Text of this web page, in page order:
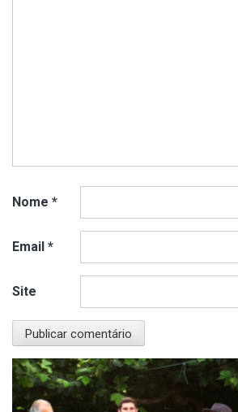
Nome *
Email *
Site